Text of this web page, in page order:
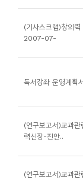
(기사스크랩)창의
2007-07-
독서강좌 운영계
(연구보고서)교과
력신장-진안..
(연구보고서)교과